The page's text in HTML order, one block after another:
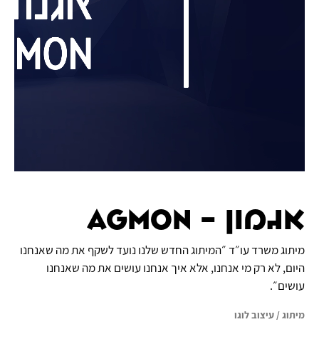
אגמון - Agmon
מיתוג משרד עו״ד ״המיתוג החדש שלנו נועד לשקף את מה שאנחנו
היום, לא רק מי אנחנו, אלא איך אנחנו עושים את מה שאנחנו
עושים״.
מיתוג/עיצוב לוגו